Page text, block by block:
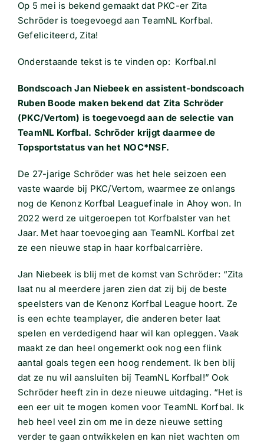
Op 5 mei is bekend gemaakt dat PKC-er Zita
Schröder is toegevoegd aan TeamNL Korfbal.
Gefeliciteerd, Zita!
Onderstaande tekst is te vinden op: Korfbal.nl
Bondscoach Jan Niebeek en assistent-bondscoach
Ruben Boode maken bekend dat Zita Schröder
(PKC/Vertom) is toegevoegd aan de selectie van
TeamNL Korfbal. Schröder krijgt daarmee de
Topsportstatus van het NOC*NSF.
De 27-jarige Schröder was het hele seizoen een
vaste waarde bij PKC/Vertom, waarmee ze onlangs
nog de Kenonz Korfbal Leaguefinale in Ahoy won. In
2022 werd ze uitgeroepen tot Korfbalster van het
Jaar. Met haar toevoeging aan TeamNL Korfbal zet
ze een nieuwe stap in haar korfbalcarrière.
Jan Niebeek is blij met de komst van Schröder: “Zita
laat nu al meerdere jaren zien dat zij bij de beste
speelsters van de Kenonz Korfbal League hoort. Ze
is een echte teamplayer, die anderen beter laat
spelen en verdedigend haar wil kan opleggen. Vaak
maakt ze dan heel ongemerkt ook nog een flink
aantal goals tegen een hoog rendement. Ik ben blij
dat ze nu wil aansluiten bij TeamNL Korfbal!” Ook
Schröder heeft zin in deze nieuwe uitdaging. “Het is
een eer uit te mogen komen voor TeamNL Korfbal. Ik
heb heel veel zin om me in deze nieuwe setting
verder te gaan ontwikkelen en kan niet wachten om